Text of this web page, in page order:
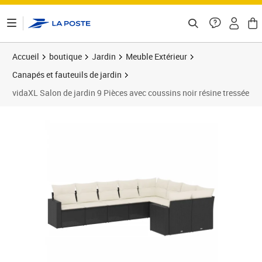
Accueil boutique Jardin
Meuble Extérieur
Canapés et fauteuils de jardin
vidaXL Salon de jardin 9 Pièces avec coussins noir résine tressée